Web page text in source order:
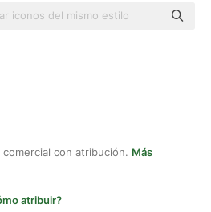
con atribución. Más
atribuir?